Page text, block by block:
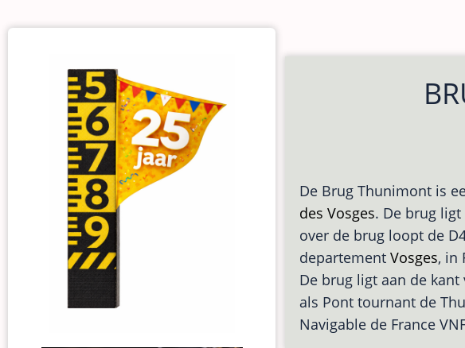
De Brug Thunimont is
des Vosges. De brug
over de brug loopt de
departement Vosges, in
De brug ligt aan de
als Pont tournant de
Navigable de France